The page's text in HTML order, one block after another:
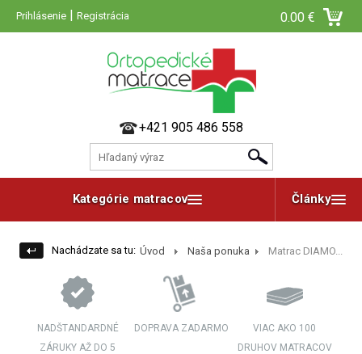
Prihlásenie | Registrácia 0.00 €
+421 905 486 558
Články
Kategórie matracov
Nachádzate sa tu: Úvod Naša ponuka Matrac DIAMO...
NADŠTANDARDNÉ
ZÁRUKY AŽ DO 5
DOPRAVA ZADARMO
VIAC AKO 100
DRUHOV MATRACOV